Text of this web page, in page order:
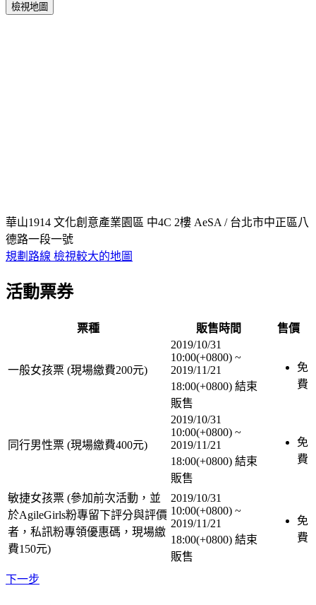
檢視地圖
華山1914 文化創意產業園區 中4C 2樓 AeSA / 台北市中正區八
德路一段一號
規劃路線 檢視較大的地圖
活動票券
票種 販售時間 售價
一般女孩票 (現場繳費200元)
2019/10/31
10:00(+0800) ~
2019/11/21
18:00(+0800) 結束
販售
免
費
同行男性票 (現場繳費400元)
2019/10/31
10:00(+0800) ~
2019/11/21
18:00(+0800) 結束
販售
免
費
敏捷女孩票 (參加前次活動，並
於AgileGirls粉專留下評分與評價
者，私訊粉專領優惠碼，現場繳
費150元)
2019/10/31
10:00(+0800) ~
2019/11/21
18:00(+0800) 結束
販售
免
費
下一步